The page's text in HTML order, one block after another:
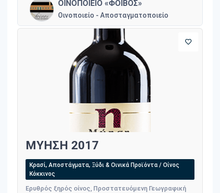
ΟΙΝΟΠΟΙΕΙΟ «ΦΟΙΒΟΣ»
Οινοποιείο - Αποσταγματοποιείο
ΜΥΗΣΗ 2017
Κρασί, Αποστάγματα, Ξύδι & Οινικά Προϊόντα / Οίνος
Κόκκινος
Ερυθρός ξηρός οίνος, Προστατευόμενη Γεωγραφική